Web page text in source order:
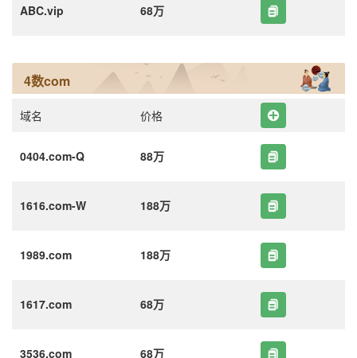
ABC.vip 68万
4数com
域名 价格
0404.com-Q 88万
1616.com-W 188万
1989.com 188万
1617.com 68万
3536.com 68万